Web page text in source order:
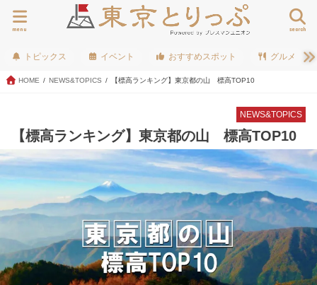
search
menu
トピックス イベント おすすめスポット グルメ
HOME NEWS&TOPICS 【標高ランキング】東京都の山 標高TOP10
NEWS&TOPICS
【標高ランキング】東京都の山 標高TOP10